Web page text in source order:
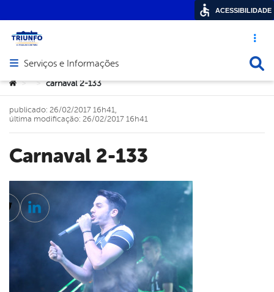
Acesso
Abrir menu principal de navegação
Serviços e Informações
Você está aqui:
> > carnaval 2-133
carnaval 2-133
publicado: 26/02/2017 16h41,
última modificação: 26/02/2017 16h41
Twitter
Linkedin
ACESSIBILIDADE